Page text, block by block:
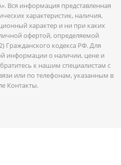
информация представленная
характеристик, наличия,
характер и ни при каких
офертой, определяемой
Гражданского кодекса РФ. Для
информации о наличии, цене и
к нашим специалистам с
или по телефонам, указанным в
Контакты.